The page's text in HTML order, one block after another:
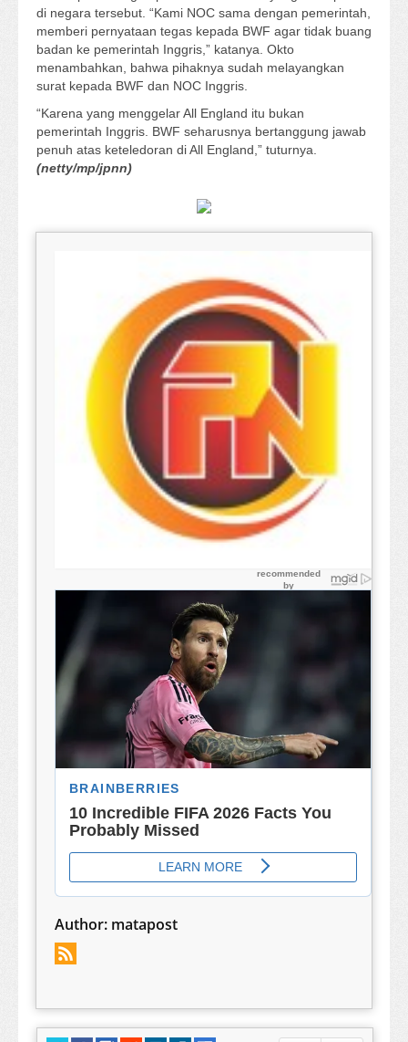
di negara tersebut. “Kami NOC sama dengan pemerintah,
memberi pernyataan tegas kepada BWF agar tidak buang
badan ke pemerintah Inggris,” katanya. Okto
menambahkan, bahwa pihaknya sudah melayangkan
surat kepada BWF dan NOC Inggris.
“Karena yang menggelar All England itu bukan
pemerintah Inggris. BWF seharusnya bertanggung jawab
penuh atas keteledoran di All England,” tuturnya.
(netty/mp/jpnn)
Author: matapost